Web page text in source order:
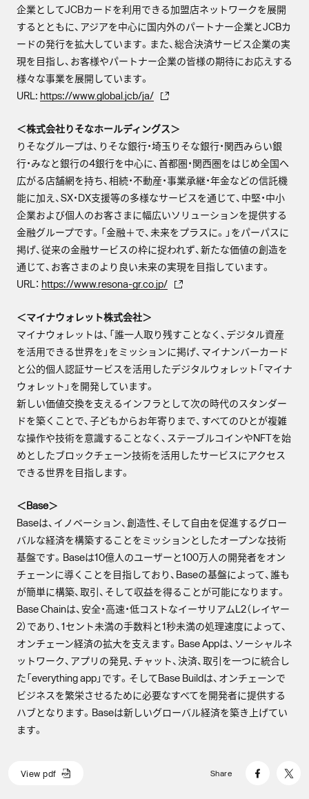
企業としてJCBカードを利用できる加盟店ネットワークを展開
するとともに、アジアを中心に国内外のパートナー企業とJCBカ
ードの発行を拡大しています。また、総合決済サービス企業の実
現を目指し、お客様やパートナー企業の皆様の期待にお応えする
様々な事業を展開しています。
URL: https://www.global.jcb/ja/
＜株式会社りそなホールディングス＞
りそなグループは、りそな銀行・埼玉りそな銀行・関西みらい銀
行・みなと銀行の4銀行を中心に、首都圏・関西圏をはじめ全国へ
広がる店舗網を持ち、相続・不動産・事業承継・年金などの信託機
能に加え、SX・DX支援等の多様なサービスを通じて、中堅・中小
企業および個人のお客さまに幅広いソリューションを提供する
金融グループです。「金融＋で、未来をプラスに。」をパーパスに
掲げ、従来の金融サービスの枠に捉われず、新たな価値の創造を
通じて、お客さまのより良い未来の実現を目指しています。
URL： https://www.resona-gr.co.jp/
＜マイナウォレット株式会社＞
マイナウォレットは、「誰一人取り残すことなく、デジタル資産
を活用できる世界を」をミッションに掲げ、マイナンバーカード
と公的個人認証サービスを活用したデジタルウォレット「マイナ
ウォレット」を開発しています。
新しい価値交換を支えるインフラとして次の時代のスタンダー
ドを築くことで、子どもからお年寄りまで、すべてのひとが複雑
な操作や技術を意識することなく、ステーブルコインやNFTを始
めとしたブロックチェーン技術を活用したサービスにアクセス
できる世界を目指します。
＜Base＞
Baseは、イノベーション、創造性、そして自由を促進するグロー
バルな経済を構築することをミッションとしたオープンな技術
基盤です。Baseは10億人のユーザーと100万人の開発者をオン
チェーンに導くことを目指しており、Baseの基盤によって、誰も
が簡単に構築、取引、そして収益を得ることが可能になります。
Base Chainは、安全・高速・低コストなイーサリアムL2（レイヤー
2）であり、1セント未満の手数料と1秒未満の処理速度によって、
オンチェーン経済の拡大を支えます。Base Appは、ソーシャルネ
ットワーク、アプリの発見、チャット、決済、取引を一つに統合し
た「everything app」です。そしてBase Buildは、オンチェーンで
ビジネスを繁栄させるために必要なすべてを開発者に提供する
ハブとなります。Baseは新しいグローバル経済を築き上げてい
ます。
View pdf
Share